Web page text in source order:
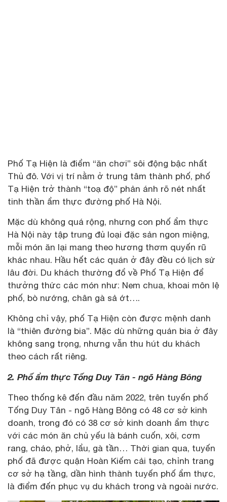
Phố Tạ Hiện là điểm “ăn chơi” sôi động bậc nhất
Thủ đô. Với vị trí nằm ở trung tâm thành phố, phố
Tạ Hiện trở thành “toạ độ” phản ánh rõ nét nhất
tinh thần ẩm thực đường phố Hà Nội.
Mặc dù không quá rộng, nhưng con phố ẩm thực
Hà Nội này tập trung đủ loại đặc sản ngon miệng,
mỗi món ăn lại mang theo hương thơm quyến rũ
khác nhau. Hầu hết các quán ở đây đều có lịch sử
lâu đời. Du khách thường đổ về Phố Tạ Hiện để
thưởng thức các món như: Nem chua, khoai môn lệ
phố, bò nướng, chân gà sả ớt….
Không chỉ vậy, phố Tạ Hiện còn được mệnh danh
là “thiên đường bia”. Mặc dù những quán bia ở đây
không sang trọng, nhưng vẫn thu hút du khách
theo cách rất riêng.
2. Phố ẩm thực Tống Duy Tân - ngõ Hàng Bông
Theo thống kê đến đầu năm 2022, trên tuyến phố
Tống Duy Tân - ngõ Hàng Bông có 48 cơ sở kinh
doanh, trong đó có 38 cơ sở kinh doanh ẩm thực
với các món ăn chủ yếu là bánh cuốn, xôi, cơm
rang, cháo, phở, lẩu, gà tần… Thời gian qua, tuyến
phố đã được quận Hoàn Kiếm cải tạo, chỉnh trang
cơ sở hạ tầng, dần hình thành tuyến phố ẩm thực,
là điểm đến phục vụ du khách trong và ngoài nước.